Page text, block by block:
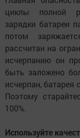
циклы полной
зарядки батареи
потом
рассчитан на
исчерпанию он
быть заложено
исчерпан, батарея
Поэтому
100%.
Используйте